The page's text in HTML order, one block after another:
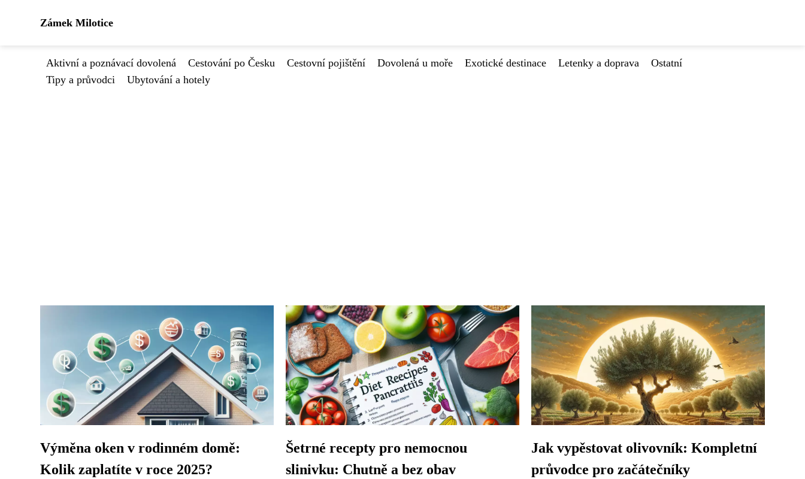
Zámek Milotice
Aktivní a poznávací dovolená Cestování po Česku Cestovní pojištění Dovolená u moře Exotické destinace Letenky a doprava
Ostatní
Tipy a průvodci
Ubytování a hotely
Výměna oken v rodinném domě:
Kolik zaplatíte v roce 2025?
Šetrné recepty pro nemocnou
slinivku: Chutně a bez obav
Jak vypěstovat olivovník: Kompletní
průvodce pro začátečníky